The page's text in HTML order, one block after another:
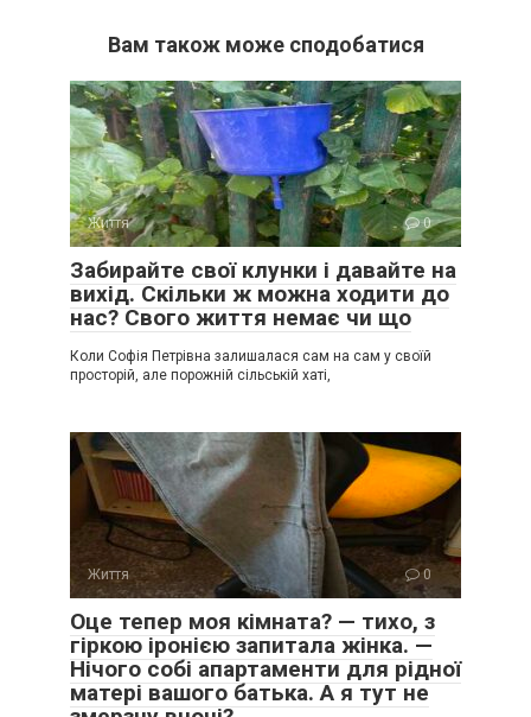
Вам також може сподобатися
Життя 0
Забирайте свої клунки і давайте на
вихід. Скільки ж можна ходити до
нас? Свого життя немає чи що
Коли Софія Петрівна залишалася сам на сам у своїй
просторій, але порожній сільській хаті,
Життя 0
Оце тепер моя кімната? — тихо, з
гіркою іронією запитала жінка. —
Нічого собі апартаменти для рідної
матері вашого батька. А я тут не